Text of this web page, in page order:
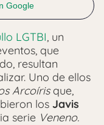
Google
LGTBI, un
que
resultan
Uno de ellos
Arcoírisque,
los Javis
serie Veneno.